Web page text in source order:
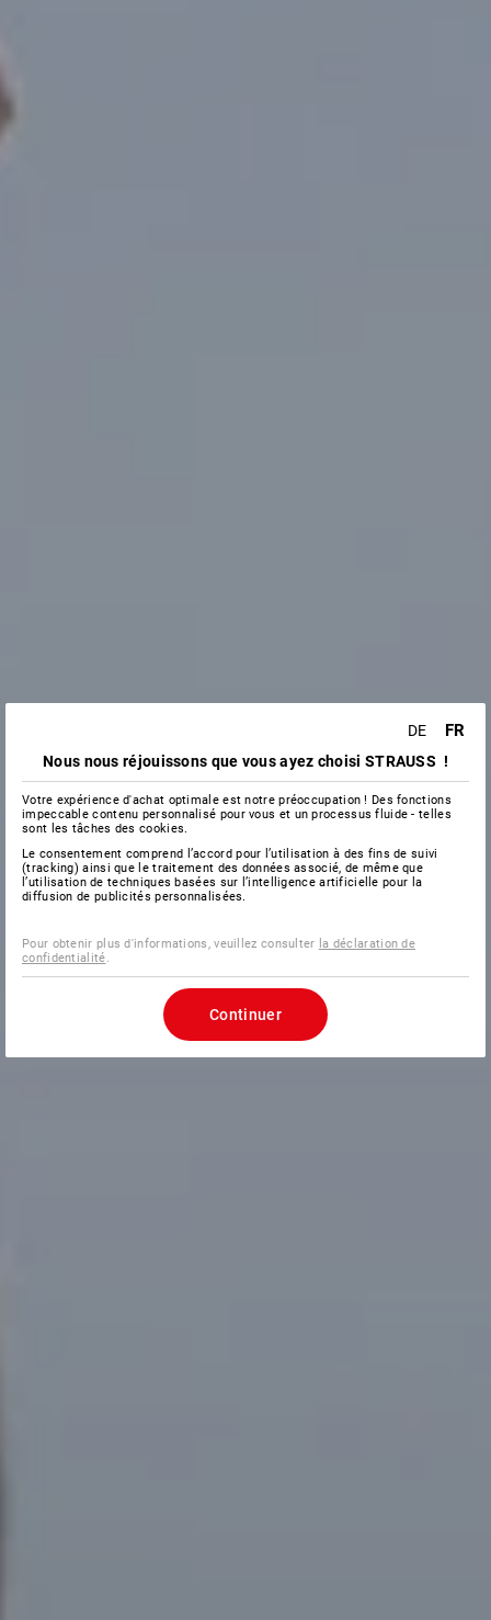
DE FR
Nous nous réjouissons que vous ayez choisi STRAUSS !
Votre expérience d'achat optimale est notre préoccupation ! Des fonctions
impeccable contenu personnalisé pour vous et un processus fluide - telles
sont les tâches des cookies.
Le consentement comprend l’accord pour l’utilisation à des fins de suivi
(tracking) ainsi que le traitement des données associé, de même que
l’utilisation de techniques basées sur l’intelligence artificielle pour la
diffusion de publicités personnalisées.
Pour obtenir plus d'informations, veuillez consulter la déclaration de
confidentialité
Continuer